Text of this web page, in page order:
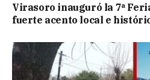
Virasoro inauguró la 7ª
fuerte acento local e